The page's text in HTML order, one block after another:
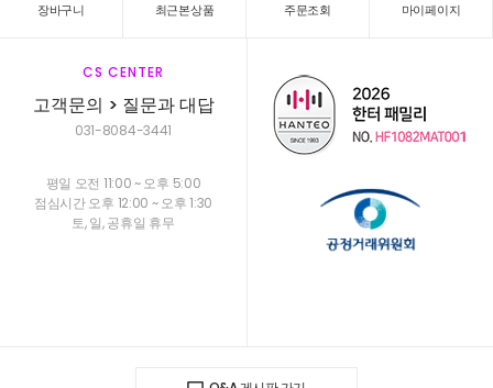
장바구니 최근본상품 주문조회 마이페이지
CS CENTER
고객문의 > 질문과 대답
031-8084-3441
평일 오전 11:00 ~ 오후 5:00
점심시간 오후 12:00 ~ 오후 1:30
토, 일, 공휴일 휴무